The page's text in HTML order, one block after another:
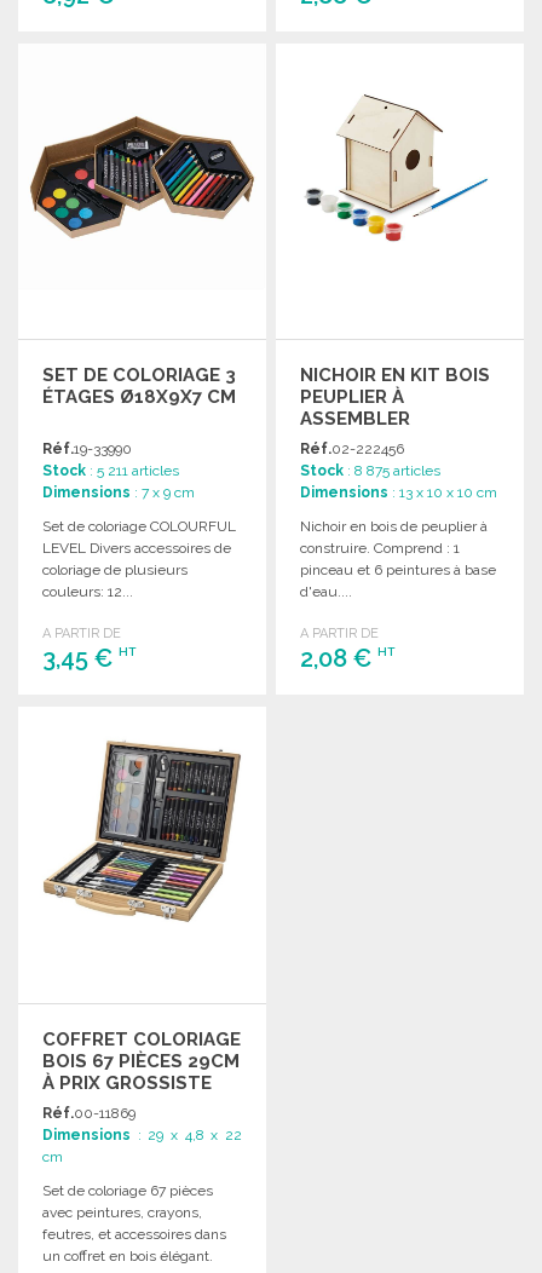
SET DE COLORIAGE 3
ÉTAGES Ø18X9X7 CM
Réf.19-33990
Stock : 5 211 articles
Dimensions : 7 x 9 cm
Set de coloriage COLOURFUL
LEVEL Divers accessoires de
coloriage de plusieurs
couleurs: 12...
A PARTIR DE
3,45 € HT
Demander un devis
NICHOIR EN KIT BOIS
PEUPLIER À
ASSEMBLER
Réf.02-222456
Stock : 8 875 articles
Dimensions : 13 x 10 x 10 cm
Nichoir en bois de peuplier à
construire. Comprend : 1
pinceau et 6 peintures à base
d'eau....
A PARTIR DE
2,08 €HT
COFFRET COLORIAGE
BOIS 67 PIÈCES 29CM
À PRIX GROSSISTE
Réf.00-11869
Dimensions : 29 x 4,8 x 22
cm
Set de coloriage 67 pièces
avec peintures, crayons,
feutres, et accessoires dans
un coffret en bois élégant.